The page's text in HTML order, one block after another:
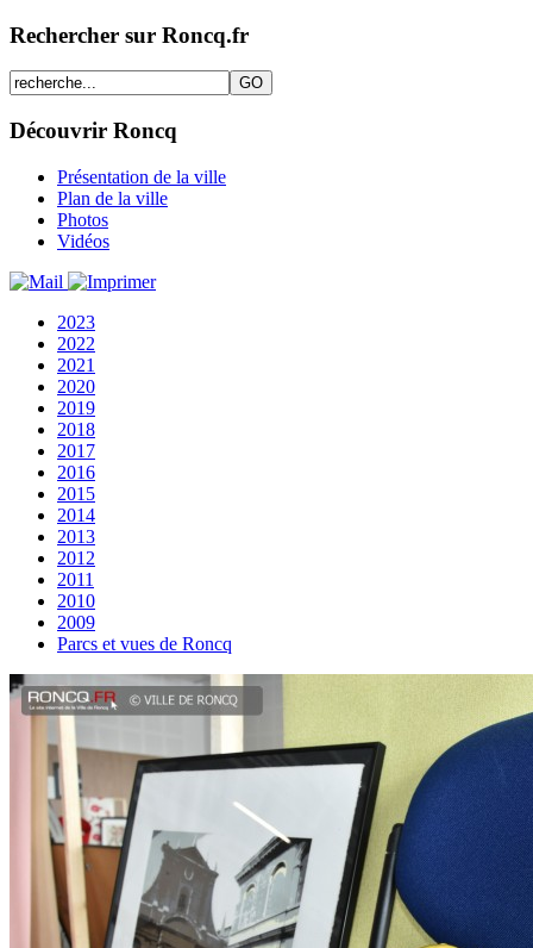
Rechercher sur Roncq.fr
Découvrir Roncq
Présentation de la ville
Plan de la ville
Photos
Vidéos
2023
2022
2021
2020
2019
2018
2017
2016
2015
2014
2013
2012
2011
2010
2009
Parcs et vues de Roncq